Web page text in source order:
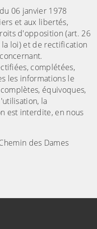
06 janvier 1978
et aux libertés,
d'opposition (art. 26
la loi) et de rectification
complétées,
les informations le
équivoques,
la
est interdite, en nous
des Dames